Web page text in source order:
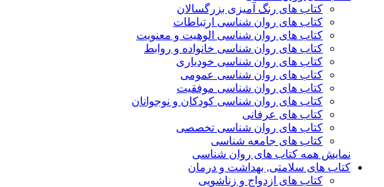
کتاب های رنگ آمیزی بزرگسالان
کتاب های روان شناسی ارتباطات
کتاب های روان شناسی الوهیت و معنویت
کتاب های روان شناسی خانواده و روابط
کتاب های روان شناسی خودیاری
کتاب های روان شناسی عمومی
کتاب های روان شناسی موفقیت
کتاب های روان شناسی کودکان و نوجوانان
کتاب های عرفانی
کتاب های روان شناسی تخصصی
کتاب های جامعه شناسی
نمایش همه کتاب های روان شناسی
کتاب های سلامتی, بهداشت و درمان
کتاب های ازدواج و زناشویی